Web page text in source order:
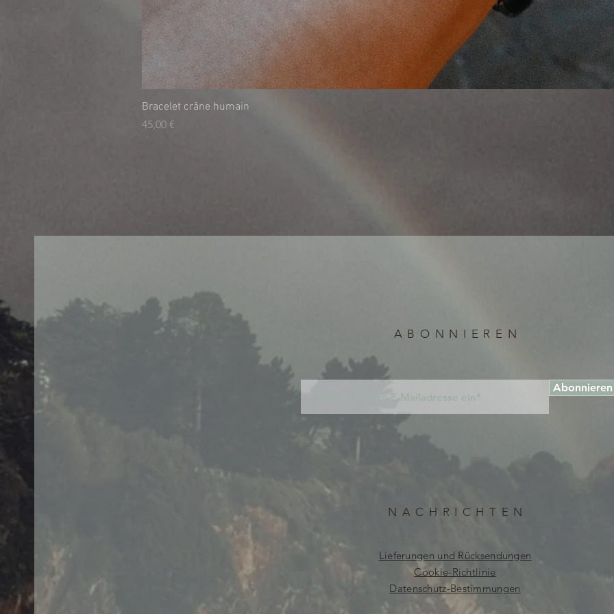
Bracelet crâne humain
Preis
45,00 €
ABONNIEREN
Abonnieren
NACHRICHTEN
Lieferungen und Rücksendungen
Cookie-Richtlinie
Datenschutz-Bestimmungen